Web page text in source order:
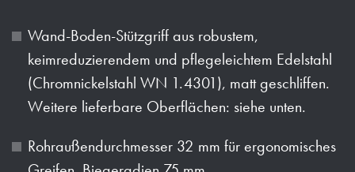
Wand-Boden-Stützgriff aus robustem,
keimreduzierendem und pflegeleichtem Edelstahl
(Chromnickelstahl WN 1.4301), matt geschliffen.
Weitere lieferbare Oberflächen: siehe unten.
Rohraußendurchmesser 32 mm für ergonomisches